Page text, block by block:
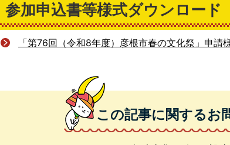
参加申込書等様式ダウンロード
「第76回（令和8年度）彦根市春の文化祭」申請
この記事に関するお